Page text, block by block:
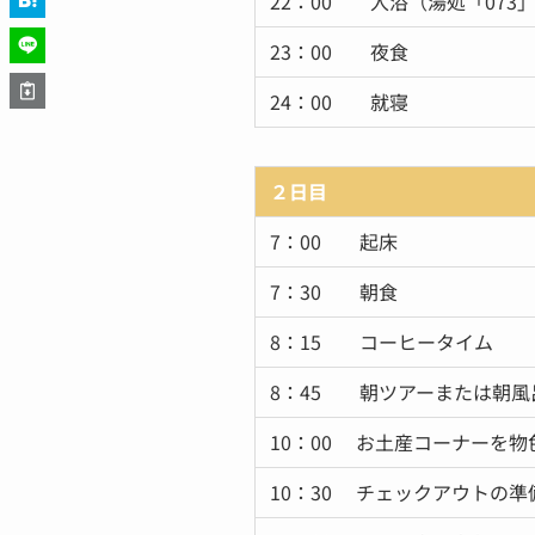
23：00 夜食
24：00 就寝
２日目
7：00 起床
7：30 朝食
8：15 コーヒータイム
8：45 朝ツアーまたは朝風
10：00 お土産コーナーを物
10：30 チェックアウトの準